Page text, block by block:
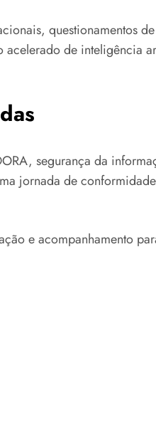
questionamentos
de inteligência
segurança da
jornada de
e acompanhamento